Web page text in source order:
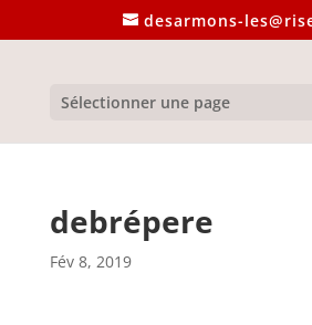
desarmons-
Sélectionner une page
debrépere
Fév 8, 2019